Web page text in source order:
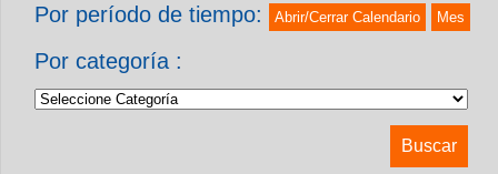
Por período de tiempo:
Abrir/Cerrar Calendario Mes
Por categoría :